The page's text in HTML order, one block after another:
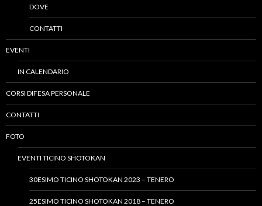
DOVE
CONTATTI
EVENTI
IN CALENDARIO
CORSI DIFESA PERSONALE
CONTATTI
FOTO
EVENTI TICINO SHOTOKAN
30ESIMO TICINO SHOTOKAN 2023 – TENERO
25ESIMO TICINO SHOTOKAN 2018 – TENERO